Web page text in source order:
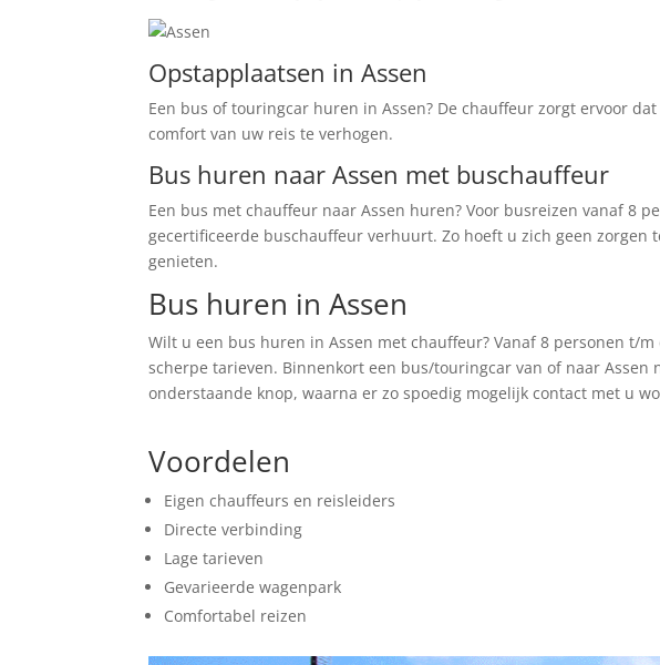
Opstapplaatsen in Assen
Een bus of touringcar huren in Assen? De chauffeur zorgt ervoor
comfort van uw reis te verhogen.
Bus huren naar Assen met buschauffeur
Een bus met chauffeur naar Assen huren? Voor busreizen vanaf 8
gecertificeerde buschauffeur verhuurt. Zo hoeft u zich geen zorgen
genieten.
Bus huren in Assen
Wilt u een bus huren in Assen met chauffeur? Vanaf 8 personen t/
scherpe tarieven. Binnenkort een bus/touringcar van of naar Assen
onderstaande knop, waarna er zo spoedig mogelijk contact met u
Voordelen
Eigen chauffeurs en reisleiders
Directe verbinding
Lage tarieven
Gevarieerde wagenpark
Comfortabel reizen